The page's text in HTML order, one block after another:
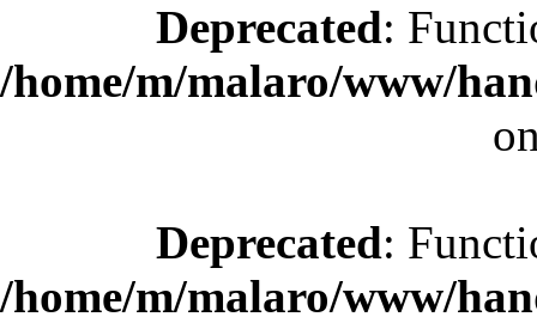
Deprecated:
/home/m/malaro/www/
Deprecated:
/home/m/malaro/www/